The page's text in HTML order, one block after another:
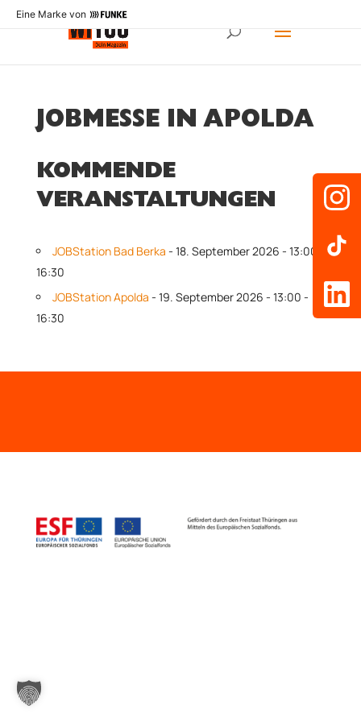
Eine Marke von
JOBMESSE IN APOLDA
KOMMENDE
VERANSTALTUNGEN
JOBStation Bad Berka - 18. September 2026 - 13:00 -
16:30
JOBStation Apolda - 19. September 2026 - 13:00 -
16:30